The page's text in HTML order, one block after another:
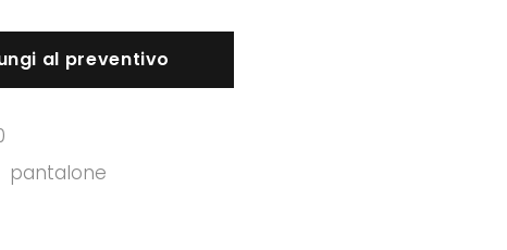
al preventivo
pantalone